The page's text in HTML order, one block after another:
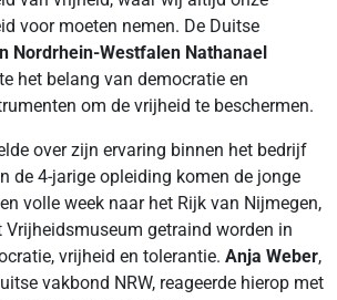
voor moeten nemen. De Duitse
Nordrhein-Westfalen Nathanael
het belang van democratie en
om de vrijheid te beschermen.
over zijn ervaring binnen het bedrijf
de 4-jarige opleiding komen de jonge
volle week naar het Rijk van Nijmegen,
getraind worden in
vrijheid en tolerantie. Anja Weber,
vakbond NRW, reageerde hierop met